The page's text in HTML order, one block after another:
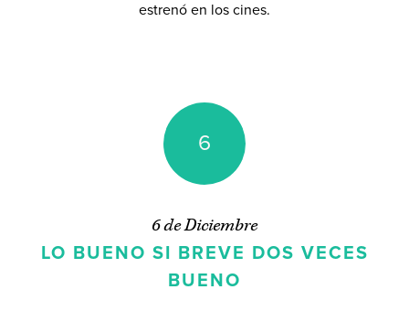
estrenó en los cines.
6
6 de Diciembre
LO BUENO SI BREVE DOS VECES
BUENO